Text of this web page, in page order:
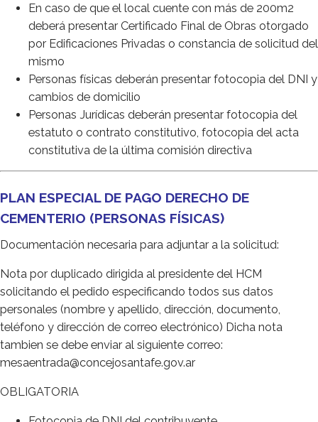
En caso de que el local cuente con más de 200m2
deberá presentar Certificado Final de Obras otorgado
por Edificaciones Privadas o constancia de solicitud del
mismo
Personas físicas deberán presentar fotocopia del DNI y
cambios de domicilio
Personas Jurídicas deberán presentar fotocopia del
estatuto o contrato constitutivo, fotocopia del acta
constitutiva de la última comisión directiva
PLAN ESPECIAL DE PAGO DERECHO DE
CEMENTERIO (PERSONAS FÍSICAS)
Documentación necesaria para adjuntar a la solicitud:
Nota por duplicado dirigida al presidente del HCM
solicitando el pedido especificando todos sus datos
personales (nombre y apellido, dirección, documento,
teléfono y dirección de correo electrónico) Dicha nota
tambien se debe enviar al siguiente correo:
mesaentrada@concejosantafe.gov.ar
OBLIGATORIA